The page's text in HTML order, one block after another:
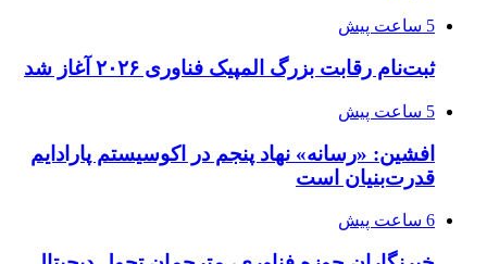
5 ساعت پیش
ثبت‌نام رقابت بزرگ المپیک فناوری ۲۰۲۶ آغاز شد
5 ساعت پیش
افشین: «رسانه» نهاد پنجم در اکوسیستم پارادایم
قدرت‌بنیان است
6 ساعت پیش